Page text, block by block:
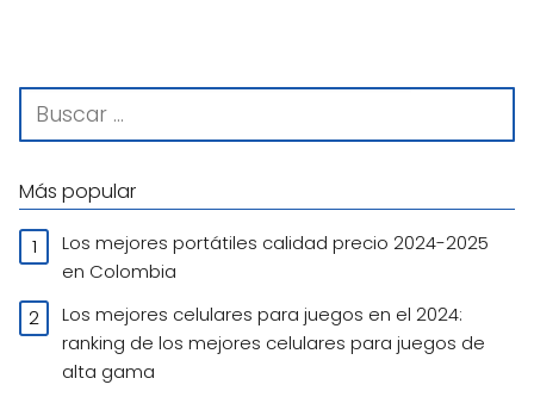
Más popular
Los mejores portátiles calidad precio 2024-2025
en Colombia
Los mejores celulares para juegos en el 2024:
ranking de los mejores celulares para juegos de
alta gama